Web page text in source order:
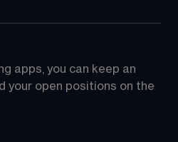
apps, you can keep an
your open positions on the